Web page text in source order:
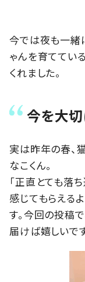
今では夜も一緒
ゃんを育ててい
くれました。
今を大
実は昨年の春、
なこくん。
「正直とても落
感じてもらえる
す。今回の投稿
届けば嬉しいで